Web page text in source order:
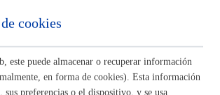
para
Entidades
Nota legal
cookies
este puede almacenar o recuperar información
en forma de cookies). Esta información
sus preferencias o el dispositivo, y se usa